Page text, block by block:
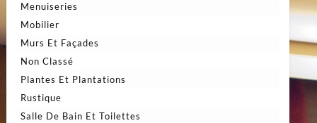
Menuiseries
Mobilier
Murs Et Façades
Non Classé
Plantes Et Plantations
Rustique
Salle De Bain Et Toilettes